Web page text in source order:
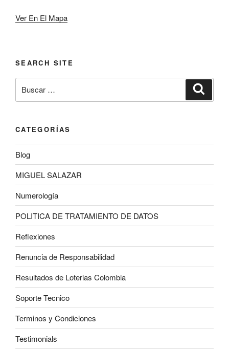
Ver En El Mapa
SEARCH SITE
por:
CATEGORÍAS
Blog
MIGUEL SALAZAR
Numerología
POLITICA DE TRATAMIENTO DE DATOS
Reflexiones
Renuncia de Responsabilidad
Resultados de Loterias Colombia
Soporte Tecnico
Terminos y Condiciones
Testimonials